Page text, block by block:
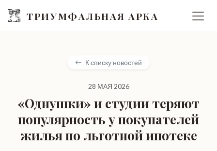
ТРИУМФАЛЬНАЯ АРКА
К списку новостей
28 МАЯ 2026
«Однушки» и студии теряют
популярность у покупателей
жилья по льготной ипотеке